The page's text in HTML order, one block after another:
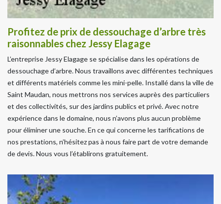
Profitez de prix de dessouchage d’arbre très
raisonnables chez Jessy Elagage
L’entreprise Jessy Elagage se spécialise dans les opérations de
dessouchage d’arbre. Nous travaillons avec différentes techniques
et différents matériels comme les mini-pelle. Installé dans la ville de
Saint Maudan, nous mettrons nos services auprès des particuliers
et des collectivités, sur des jardins publics et privé. Avec notre
expérience dans le domaine, nous n’avons plus aucun problème
pour éliminer une souche. En ce qui concerne les tarifications de
nos prestations, n’hésitez pas à nous faire part de votre demande
de devis. Nous vous l’établirons gratuitement.